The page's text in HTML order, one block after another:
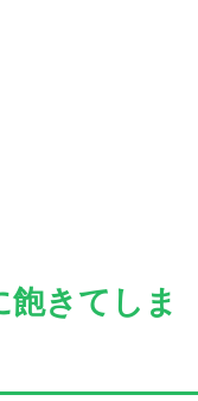
きてしま